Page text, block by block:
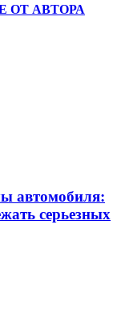
ОТ АВТОРА
автомобиля:
серьезных